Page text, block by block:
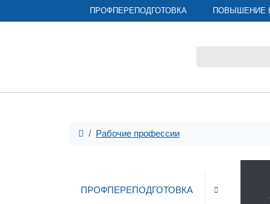
ПРОФПЕРЕПОДГОТОВКА ПОВЫШЕНИЕ
Рабочие профессии
ПРОФПЕРЕПОДГОТОВКА